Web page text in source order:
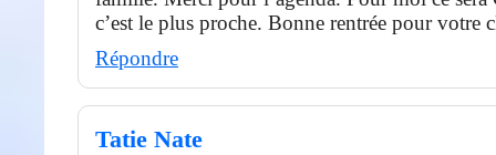
c’est le plus proche. Bonne rentrée pour votre
Répondre
Tatie Nate